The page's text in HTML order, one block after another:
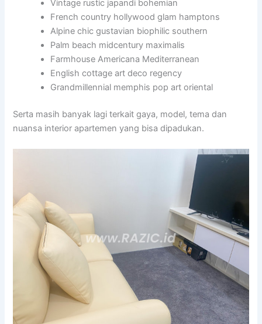
Vintage rustic japandi bohemian
French country hollywood glam hamptons
Alpine chic gustavian biophilic southern
Palm beach midcentury maximalis
Farmhouse Americana Mediterranean
English cottage art deco regency
Grandmillennial memphis pop art oriental
Serta masih banyak lagi terkait gaya, model, tema dan
nuansa interior apartemen yang bisa dipadukan.